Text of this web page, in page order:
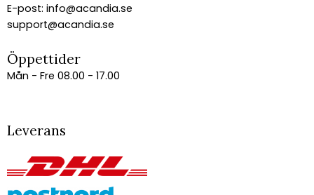
E-post: info@acandia.se
support@acandia.se
Öppettider
Mån - Fre 08.00 - 17.00
Leverans